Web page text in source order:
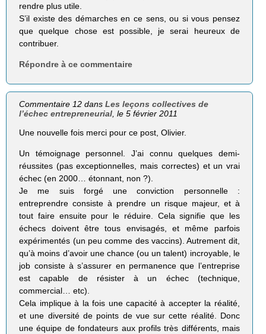
rendre plus utile.
S’il existe des démarches en ce sens, ou si vous pensez
que quelque chose est possible, je serai heureux de
contribuer.
Répondre à ce commentaire
Commentaire 12 dansLes leçons collectives de
l’échec entrepreneurial , le 5 février 2011
Une nouvelle fois merci pour ce post, Olivier.
Un témoignage personnel. J’ai connu quelques demi-
réussites (pas exceptionnelles, mais correctes) et un vrai
échec (en 2000… étonnant, non ?).
Je me suis forgé une conviction personnelle :
entreprendre consiste à prendre un risque majeur, et à
tout faire ensuite pour le réduire. Cela signifie que les
échecs doivent être tous envisagés, et même parfois
expérimentés (un peu comme des vaccins). Autrement dit,
qu’à moins d’avoir une chance (ou un talent) incroyable, le
job consiste à s’assurer en permanence que l’entreprise
est capable de résister à un échec (technique,
commercial… etc).
Cela implique à la fois une capacité à accepter la réalité,
et une diversité de points de vue sur cette réalité. Donc
une équipe de fondateurs aux profils très différents, mais